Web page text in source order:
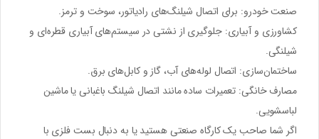
صنعت خودرو: برای اتصال شیلنگ‌های رادیاتور، سوخت و ترمز.
کشاورزی و آبیاری: جلوگیری از نشتی در سیستم‌های آبیاری قطره‌ای و
شیلنگی.
ساختمان‌سازی: اتصال لوله‌های آب، گاز و کابل‌های برق.
مصارف خانگی: تعمیرات ساده مانند اتصال شیلنگ باغبانی یا ماشین
لباسشویی.
اگر شما صاحب یک کارگاه صنعتی هستید یا به دنبال بست فلزی با